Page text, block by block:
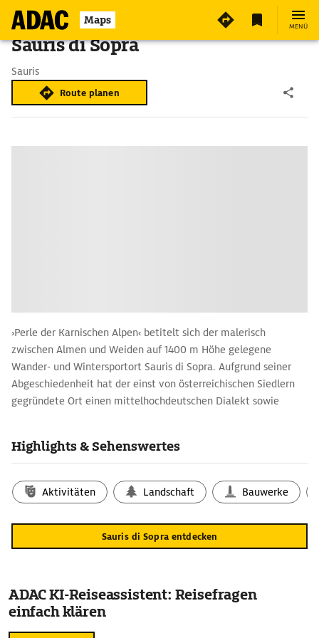
Maps MENÜ
Sauris di Sopra
Sauris
Route planen
›Perle der Karnischen Alpen‹ betitelt sich der malerisch
zwischen Almen und Weiden auf 1400 m Höhe gelegene
Wander- und Wintersportort Sauris di Sopra. Aufgrund seiner
Abgeschiedenheit hat der einst von österreichischen Siedlern
gegründete Ort einen mittelhochdeutschen Dialekt sowie
Bergsee Lago di Sauris.
Highlights & Sehenswertes
Aktivitäten Landschaft Bauwerke
Sauris di Sopra entdecken
ADAC KI-Reiseassistent: Reisefragen
einfach klären